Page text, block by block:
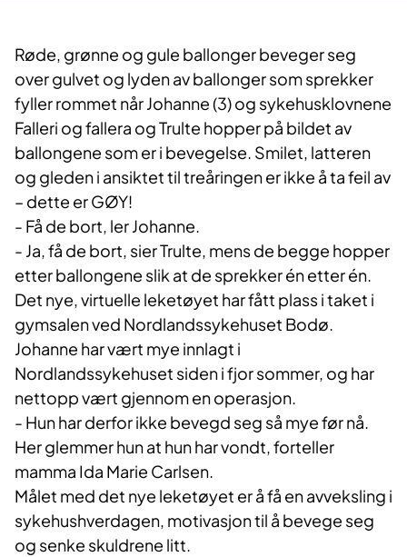
Røde, grønne og gule ballonger beveger seg
over gulvet og lyden av ballonger som sprekker
fyller rommet når Johanne (3) og sykehusklovnene
Falleri og fallera og Trulte hopper på bildet av
ballongene som er i bevegelse. Smilet, latteren
og gleden i ansiktet til treåringen er ikke å ta feil av
– dette er GØY!
- Få de bort, ler Johanne.
- Ja, få de bort, sier Trulte, mens de begge hopper
etter ballongene slik at de sprekker én etter én.
Det nye, virtuelle leketøyet har fått plass i taket i
gymsalen ved Nordlandssykehuset Bodø.
Johanne har vært mye innlagt i
Nordlandssykehuset siden i fjor sommer, og har
nettopp vært gjennom en operasjon.
- Hun har derfor ikke bevegd seg så mye før nå.
Her glemmer hun at hun har vondt, forteller
mamma Ida Marie Carlsen.
Målet med det nye leketøyet er å få en avveksling i
sykehushverdagen, motivasjon til å bevege seg
og senke skuldrene litt.